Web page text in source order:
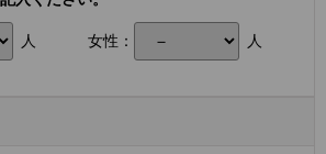
人 女性： 人